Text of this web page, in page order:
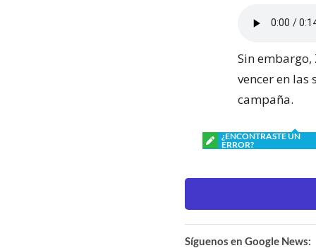
Sin
vencer en las
campaña.
¿ENCONTRASTE UN
ERROR?
Síguenos en Google News: